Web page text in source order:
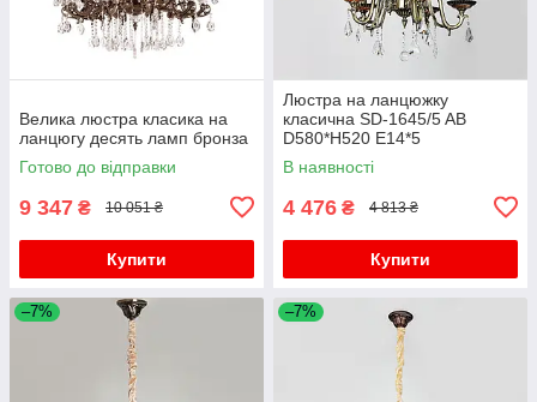
Велика люстра класика на
ланцюгу десять ламп бронза
Готово до відправки
9 347 ₴ 10 051 ₴
Купити
Люстра на ланцюжку
класична SD-1645/5 AB
D580*H520 E14*5
В наявності
4 476 ₴ 4 813 ₴
Купити
–7% –7%